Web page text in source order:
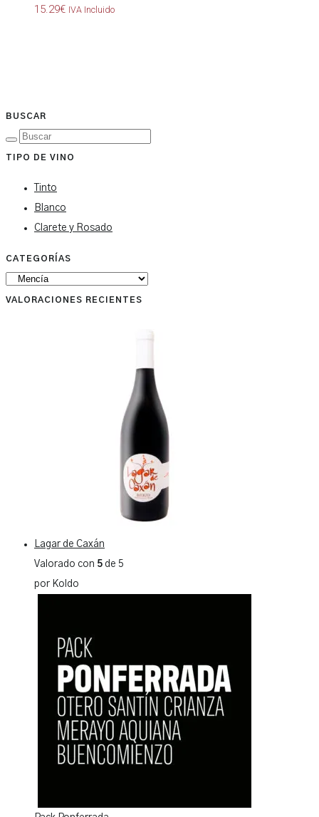
15.29€ IVA Incluido
BUSCAR
TIPO DE VINO
Tinto
Blanco
Clarete y Rosado
CATEGORÍAS
VALORACIONES RECIENTES
Lagar de Caxán
Valorado con 5 de 5
por Koldo